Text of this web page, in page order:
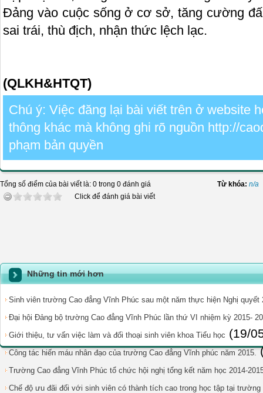
Đảng vào cuộc sống ở cơ sở, tăng cường
sai trái, thù địch, nhận thức lệch lạc.
(QLKH&HTQT)
Chú ý: Việc đăng lại bài viết trên ở website
thông khác mà không ghi rõ nguồn http://
phạm bản quyền
Tổng số điểm của bài viết là: 0 trong 0 đánh giá
Click để đánh giá bài viết
Từ khóa: n/a
Những tin mới hơn
Sinh viên trường Cao đẳng Vĩnh Phúc sau một năm thực hiện Nghị quyết
Đại hội Đảng bộ trường Cao đẳng Vĩnh Phúc lần thứ VI nhiệm kỳ 2015-
Giới thiệu, tư vấn việc làm và đối thoại sinh viên khoa Tiểu học (19/
Công tác hiến máu nhân đạo của trường Cao đẳng Vĩnh phúc năm 2015.
Trường Cao đẳng Vĩnh Phúc tổ chức hội nghị tổng kết năm học 2014-
Chế độ ưu đãi đối với sinh viên có thành tích cao trong học tập tại trường